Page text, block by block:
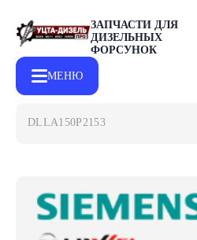
ЗАПЧАСТИ ДЛЯ
ДИЗЕЛЬНЫХ
ФОРСУНОК
МЕНЮ
DLLA150P2153